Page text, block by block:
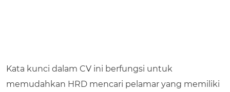
Kata kunci dalam CV ini berfungsi untuk
memudahkan HRD mencari pelamar yang memiliki